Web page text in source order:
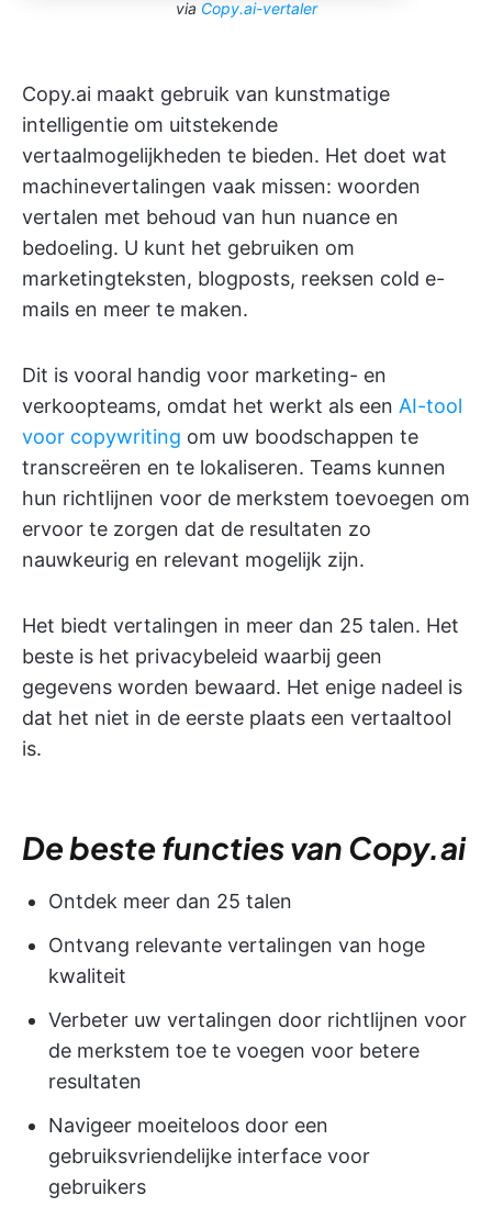
via Copy.ai-vertaler
Copy.ai maakt gebruik van kunstmatige
intelligentie om uitstekende
vertaalmogelijkheden te bieden. Het doet wat
machinevertalingen vaak missen: woorden
vertalen met behoud van hun nuance en
bedoeling. U kunt het gebruiken om
marketingteksten, blogposts, reeksen cold e-
mails en meer te maken.
Dit is vooral handig voor marketing- en
verkoopteams, omdat het werkt als een AI-tool
voor copywriting om uw boodschappen te
transcreëren en te lokaliseren. Teams kunnen
hun richtlijnen voor de merkstem toevoegen om
ervoor te zorgen dat de resultaten zo
nauwkeurig en relevant mogelijk zijn.
Het biedt vertalingen in meer dan 25 talen. Het
beste is het privacybeleid waarbij geen
gegevens worden bewaard. Het enige nadeel is
dat het niet in de eerste plaats een vertaaltool
is.
De beste functies van Copy.ai
Ontdek meer dan 25 talen
Ontvang relevante vertalingen van hoge
kwaliteit
Verbeter uw vertalingen door richtlijnen voor
de merkstem toe te voegen voor betere
resultaten
Navigeer moeiteloos door een
gebruiksvriendelijke interface voor
gebruikers